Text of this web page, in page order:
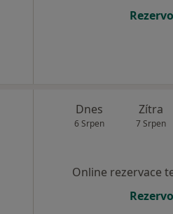
Dnes
6 Srpen
Zítra
7 Srpen
Online rezervace